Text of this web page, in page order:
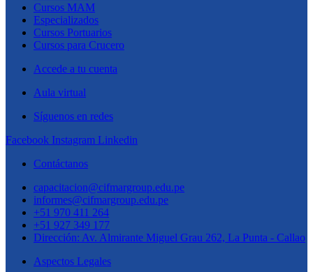
Cursos MAM
Especializados
Cursos Portuarios
Cursos para Crucero
Accede a tu cuenta
Aula virtual
Síguenos en redes
Facebook Instagram Linkedin
Contáctanos
capacitacion@cifmargroup.edu.pe
informes@cifmargroup.edu.pe
+51 970 411 264
+51 927 349 177
Dirección: Av. Almirante Miguel Grau 262, La Punta - Callao
Aspectos Legales